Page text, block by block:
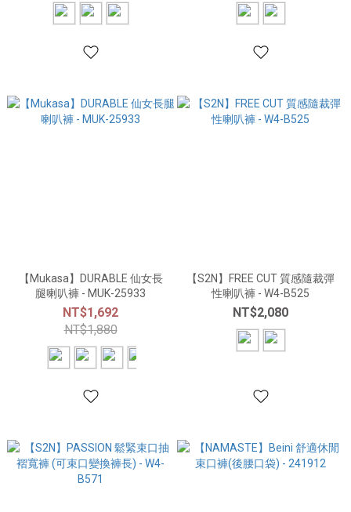
【Mukasa】DURABLE 仙女長
腿喇叭褲 - MUK-25933
NT$1,692
NT$1,880
【S2N】FREE CUT 質感隨裁彈
性喇叭褲 - W4-B525
NT$2,080